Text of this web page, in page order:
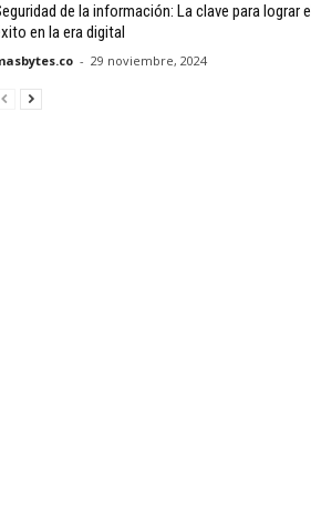
de la información: La clave para lograr el
en la era digital
- 29 noviembre, 2024